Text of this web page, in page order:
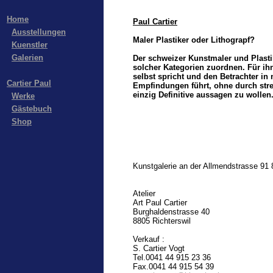
Home
Ausstellungen
Kuenstler
Galerien
Cartier Paul
Werke
Gästebuch
Shop
Paul Cartier
Maler Plastiker oder Lithograpf?
Der schweizer Kunstmaler und
solcher Kategorien zuordnen. Für
selbst spricht und den Betrachter in
Empfindungen führt, ohne durch
einzig Definitive aussagen zu wollen.
Kunstgalerie an der Allmendstrasse 91
Atelier
Art Paul Cartier
Burghaldenstrasse 40
8805 Richterswil
Verkauf :
S. Cartier Vogt
Tel.0041 44 915 23 36
Fax.0041 44 915 54 39